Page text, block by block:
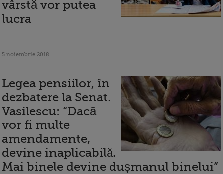
vârstă vor putea
lucra
5 noiembrie 2018
Legea pensiilor, în
dezbatere la Senat.
Vasilescu: “Dacă
vor fi multe
amendamente,
devine inaplicabilă.
Mai binele devine dușmanul binelui”